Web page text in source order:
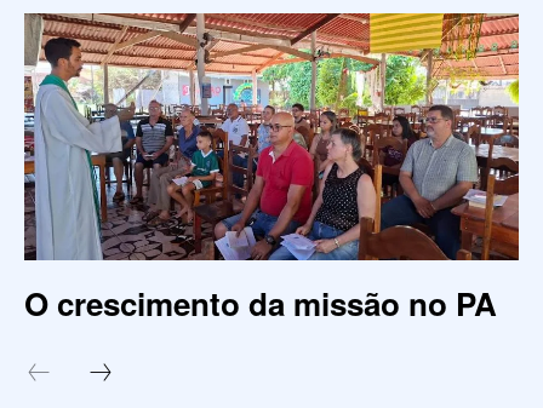
O crescimento da missão no PA